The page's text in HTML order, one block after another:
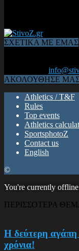
ΣΧΕΤΙΚΑ ΜΕ ΕΜΑΣ
ΑΚΟΛΟΥΘΗΣΕ
Athletics / T&F
Rules
Top events
Athletics
SportsphotoZ
Contact us
English
©
You're currently offline
ΠΕΡΙΣΣΟΤΕΡΑ
Η δεύτερη αγάπη
χρόνια!